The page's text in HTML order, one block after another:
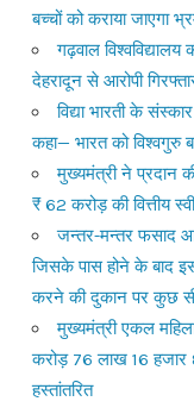
बच्चों को कराया जाएगा
गढ़वाल
देहरादून से आरोपी
विद्या भारती के
कहा— भारत को विश्वगुरु
मुख्यमंत्री ने प्रदान
₹ 62 करोड़ की वित्तीय
जन्तर-मन्तर फसाद
जिसके पास होने के बाद
करने की दुकान पर कुछ
मुख्यमंत्री एकल
करोड़ 76 लाख 16 हजार
हस्तांतरित